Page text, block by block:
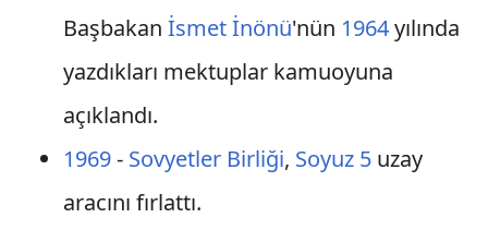
Başbakan İsmet İnönü'nün 1964yılında
yazdıkları mektuplar kamuoyuna
açıklandı.
1969- Sovyetler Birliği, Soyuz 5uzay
aracını fırlattı.